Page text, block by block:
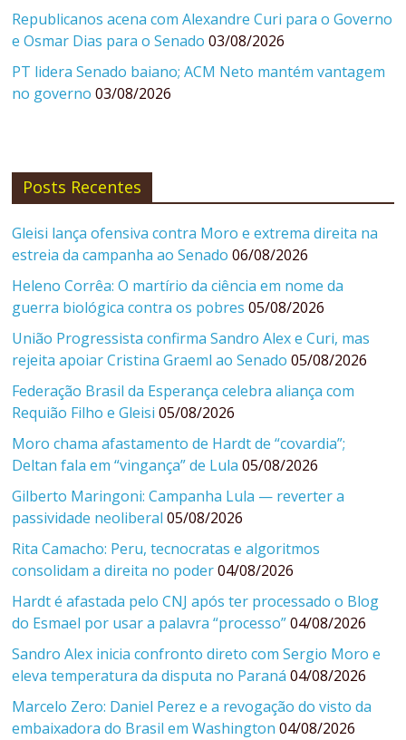
Republicanos acena com Alexandre Curi para o Governo
e Osmar Dias para o Senado 03/08/2026
PT lidera Senado baiano; ACM Neto mantém vantagem
no governo 03/08/2026
Posts Recentes
Gleisi lança ofensiva contra Moro e extrema direita na
estreia da campanha ao Senado 06/08/2026
Heleno Corrêa: O martírio da ciência em nome da
guerra biológica contra os pobres 05/08/2026
União Progressista confirma Sandro Alex e Curi, mas
rejeita apoiar Cristina Graeml ao Senado 05/08/2026
Federação Brasil da Esperança celebra aliança com
Requião Filho e Gleisi 05/08/2026
Moro chama afastamento de Hardt de “covardia”;
Deltan fala em “vingança” de Lula 05/08/2026
Gilberto Maringoni: Campanha Lula — reverter a
passividade neoliberal 05/08/2026
Rita Camacho: Peru, tecnocratas e algoritmos
consolidam a direita no poder 04/08/2026
Hardt é afastada pelo CNJ após ter processado o Blog
do Esmael por usar a palavra “processo” 04/08/2026
Sandro Alex inicia confronto direto com Sergio Moro e
eleva temperatura da disputa no Paraná 04/08/2026
Marcelo Zero: Daniel Perez e a revogação do visto da
embaixadora do Brasil em Washington 04/08/2026